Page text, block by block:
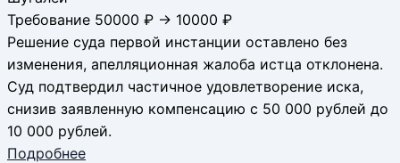
Требование 50000 ₽ → 10000 ₽
Решение суда первой инстанции оставлено без
изменения, апелляционная жалоба истца отклонена.
Суд подтвердил частичное удовлетворение иска,
снизив заявленную компенсацию с 50 000 рублей до
10 000 рублей.
Подробнее